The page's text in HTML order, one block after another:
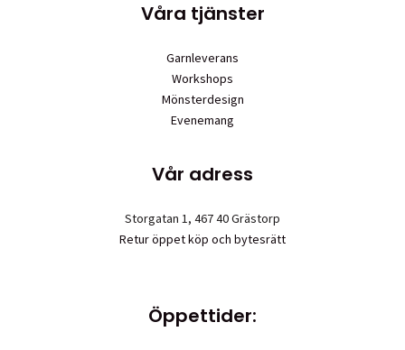
Våra tjänster
Garnleverans
Workshops
Mönsterdesign
Evenemang
Vår adress
Storgatan 1, 467 40 Grästorp
Retur öppet köp och bytesrätt
Öppettider: